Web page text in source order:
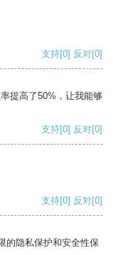
支持[0] 反对[0]
提高了50%，让我能够
支持[0] 反对[0]
支持[0] 反对[0]
的隐私保护和安全性保